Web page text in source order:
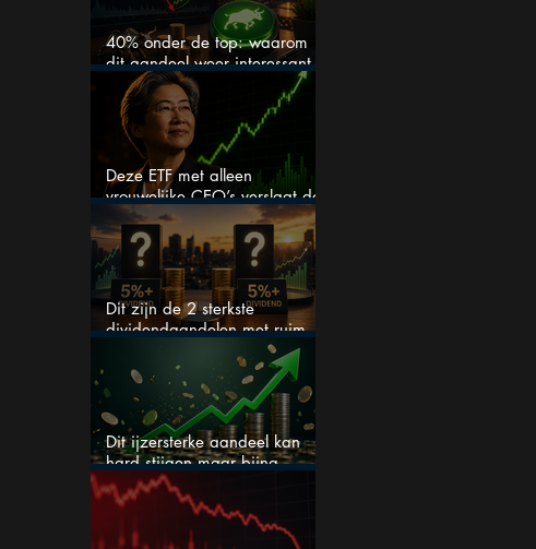
40% onder de top: waarom
dit aandeel weer interessant
wordt
Deze ETF met alleen
vrouwelijke CEO’s verslaat de
S&P 500 keihard
Dit zijn de 2 sterkste
dividendaandelen met ruim
Dit ijzersterke aandeel kan
hard stijgen maar bijna
niemand kijkt